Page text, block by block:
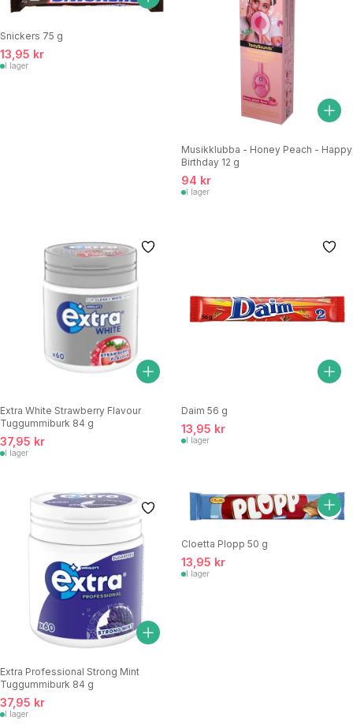
Snickers 75 g
13,95 kr
I lager
Musikklubba - Honey Peach - Happy
Birthday 12 g
94 kr
I lager
Extra White Strawberry Flavour
Tuggummiburk 84 g
37,95 kr
I lager
Daim 56 g
13,95 kr
I lager
Extra Professional Strong Mint
Tuggummiburk 84 g
37,95 kr
I lager
Cloetta Plopp 50 g
13,95 kr
I lager